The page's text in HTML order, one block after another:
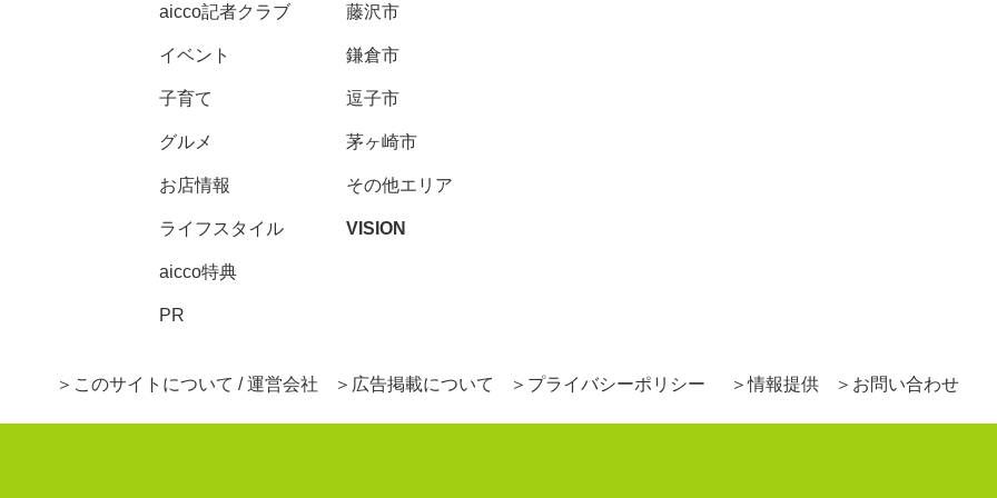
aicco記者クラブ
イベント
子育て
グルメ
お店情報
ライフスタイル
aicco特典
PR
藤沢市
鎌倉市
逗子市
茅ヶ崎市
その他エリア
VISION
このサイトについて / 運営会社 広告掲載について プライバシーポリシー 情報提供 お問い合わせ